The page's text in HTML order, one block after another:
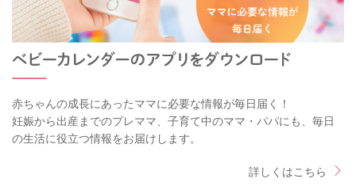
赤ちゃんの成長にあったママに必要な情報が毎日届く！
妊娠から出産までのプレママ、子育て中のママ・パパにも、毎日
の生活に役立つ情報をお届けします。
詳しくはこちら